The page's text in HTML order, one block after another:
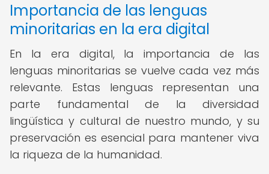
Importancia de las lenguas
minoritarias en la era digital
En la era digital, la importancia de las
lenguas minoritarias se vuelve cada vez más
relevante. Estas lenguas representan una
parte fundamental de la diversidad
lingüística y cultural de nuestro mundo, y su
preservación es esencial para mantener viva
la riqueza de la humanidad.